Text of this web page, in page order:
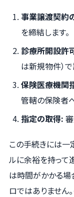
事業譲渡契約
を締結します。
診療所開設許
は新規物件）
保険医療機関
管轄の保険者
指定の取得:
この手続きには一
ルに余裕を持って
は時間がかかる場
ロではありません